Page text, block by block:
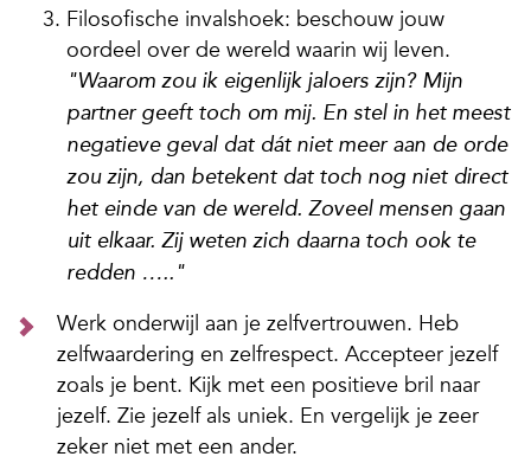
Filosofische invalshoek: beschouw jouw
oordeel over de wereld waarin wij leven.
"Waarom zou ik eigenlijk jaloers zijn? Mijn
partner geeft toch om mij. En stel in het meest
negatieve geval dat dát niet meer aan de orde
zou zijn, dan betekent dat toch nog niet direct
het einde van de wereld. Zoveel mensen gaan
uit elkaar. Zij weten zich daarna toch ook te
redden ….."
Werk onderwijl aan je zelfvertrouwen. Heb
zelfwaardering en zelfrespect. Accepteer jezelf
zoals je bent. Kijk met een positieve bril naar
jezelf. Zie jezelf als uniek. En vergelijk je zeer
zeker niet met een ander.